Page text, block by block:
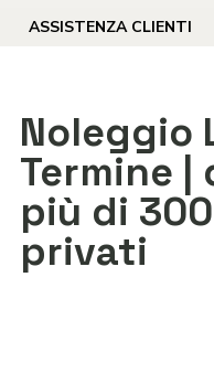
ASSISTENZA CLIENTI
Noleggio
Termine |
più di
privati